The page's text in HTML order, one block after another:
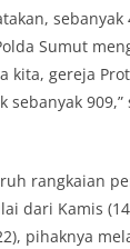
sebanyak
Sumut
kita, gereja
sebanyak
rangkaian
dari Kamis
pihaknya